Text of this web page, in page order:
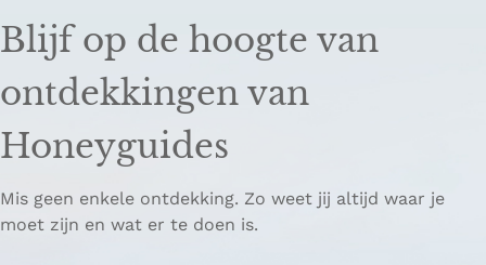
Blijf op de hoogte van
ontdekkingen van
Honeyguides
Mis geen enkele ontdekking. Zo weet jij altijd waar je
moet zijn en wat er te doen is.